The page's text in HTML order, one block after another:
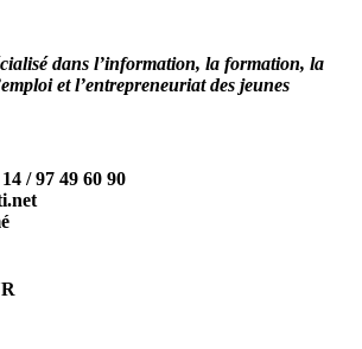
dans l’information, la formation, la
et l’entrepreneuriat des jeunes
/ 97 49 60 90